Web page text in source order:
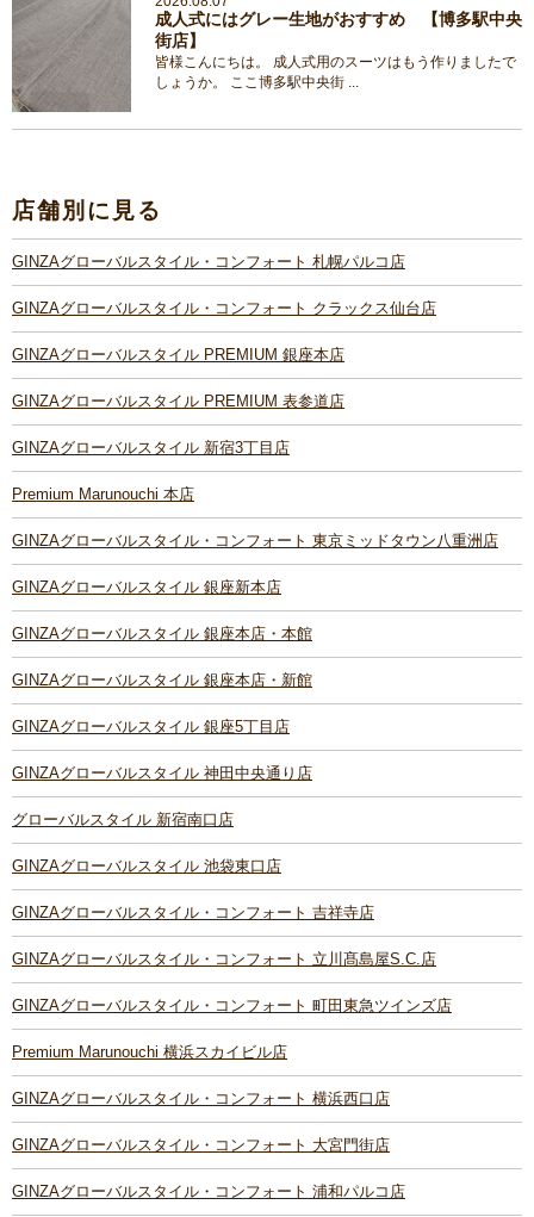
成人式にはグレー生地がおすすめ 【博多駅中央
街店】
皆様こんにちは。 成人式用のスーツはもう作りましたで
しょうか。 ここ博多駅中央街 ...
店舗別に見る
GINZAグローバルスタイル・コンフォート 札幌パルコ店
GINZAグローバルスタイル・コンフォート クラックス仙台店
GINZAグローバルスタイル PREMIUM 銀座本店
GINZAグローバルスタイル PREMIUM 表参道店
GINZAグローバルスタイル 新宿3丁目店
Premium Marunouchi 本店
GINZAグローバルスタイル・コンフォート 東京ミッドタウン八重洲店
GINZAグローバルスタイル 銀座新本店
GINZAグローバルスタイル 銀座本店・本館
GINZAグローバルスタイル 銀座本店・新館
GINZAグローバルスタイル 銀座5丁目店
GINZAグローバルスタイル 神田中央通り店
グローバルスタイル 新宿南口店
GINZAグローバルスタイル 池袋東口店
GINZAグローバルスタイル・コンフォート 吉祥寺店
GINZAグローバルスタイル・コンフォート 立川髙島屋S.C.店
GINZAグローバルスタイル・コンフォート 町田東急ツインズ店
Premium Marunouchi 横浜スカイビル店
GINZAグローバルスタイル・コンフォート 横浜西口店
GINZAグローバルスタイル・コンフォート 大宮門街店
GINZAグローバルスタイル・コンフォート 浦和パルコ店